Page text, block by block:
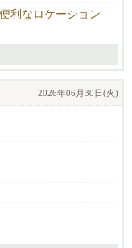
利なロケーション
2026年06月30日(火)